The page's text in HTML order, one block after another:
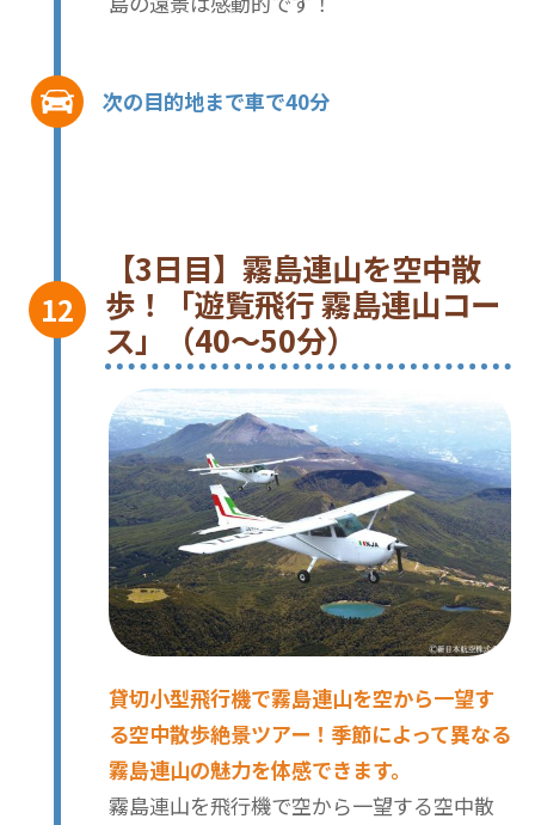
次の目的地まで車で40分
【3日目】霧島連山を空中散
歩！「遊覧飛行 霧島連山コー
ス」（40〜50分）
貸切小型飛行機で霧島連山を空から一望す
る空中散歩絶景ツアー！季節によって異なる
霧島連山の魅力を体感できます。
霧島連山を飛行機で空から一望する空中散